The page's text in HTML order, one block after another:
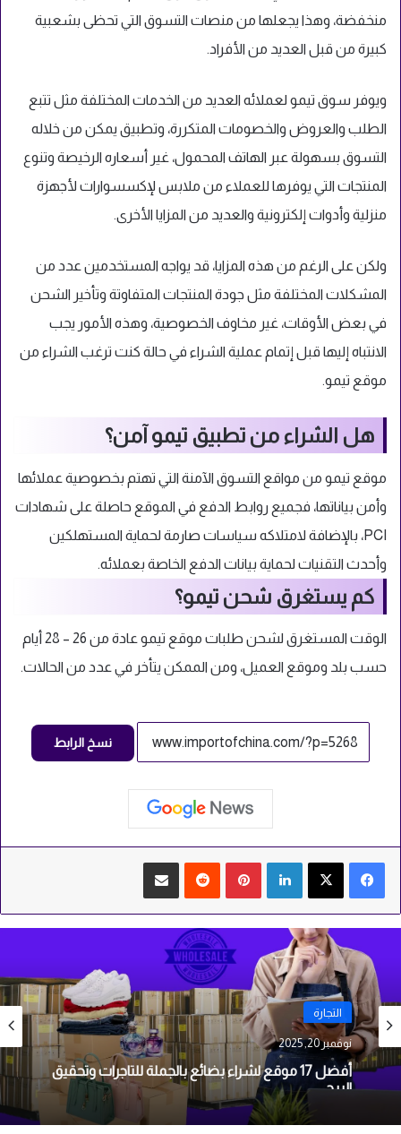
منخفضة، وهذا يجعلها من منصات التسوق التي تحظى بشعبية
كبيرة من قبل العديد من الأفراد.
ويوفر سوق تيمو لعملائه العديد من الخدمات المختلفة مثل تتبع
الطلب والعروض والخصومات المتكررة، وتطبيق يمكن من خلاله
التسوق بسهولة عبر الهاتف المحمول، غير أسعاره الرخيصة وتنوع
المنتجات التي يوفرها للعملاء من ملابس لإكسسوارات لأجهزة
منزلية وأدوات إلكترونية والعديد من المزايا الأخرى.
ولكن على الرغم من هذه المزايا، قد يواجه المستخدمين عدد من
المشكلات المختلفة مثل جودة المنتجات المتفاوتة وتأخير الشحن
في بعض الأوقات، غير مخاوف الخصوصية، وهذه الأمور يجب
الانتباه إليها قبل إتمام عملية الشراء في حالة كنت ترغب الشراء من
موقع تيمو.
هل الشراء من تطبيق تيمو آمن؟
موقع تيمو من مواقع التسوق الآمنة التي تهتم بخصوصية عملائها
وأمن بياناتها، فجميع روابط الدفع في الموقع حاصلة على شهادات
PCI، بالإضافة لامتلاكه سياسات صارمة لحماية المستهلكين
وأحدث التقنيات لحماية بيانات الدفع الخاصة بعملائه.
كم يستغرق شحن تيمو؟
الوقت المستغرق لشحن طلبات موقع تيمو عادة من 26 – 28 أيام
حسب بلد وموقع العميل، ومن الممكن يتأخر في عدد من الحالات.
نسخ الرابط
لينكدإن بينتيريست مشاركة عبر البريد
التجارة
نوفمبر 20, 2025
أفضل 17 موقع لشراء بضائع بالجملة للتاجرات وتحقيق
الربح